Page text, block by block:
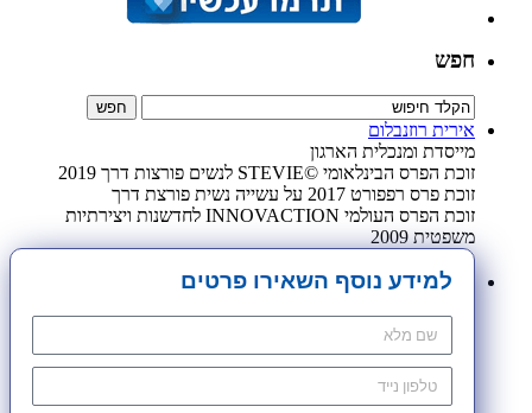
חפש
אירית רוזנבלום
מייסדת ומנכלית הארגון
זוכת הפרס הבינלאומי ©STEVIE לנשים פורצות דרך 2019
זוכת פרס רפפורט 2017 על עשייה נשית פורצת דרך
זוכת הפרס העולמי INNOVACTION לחדשנות ויצירתיות
משפטית 2009
למידע נוסף השאירו פרטים